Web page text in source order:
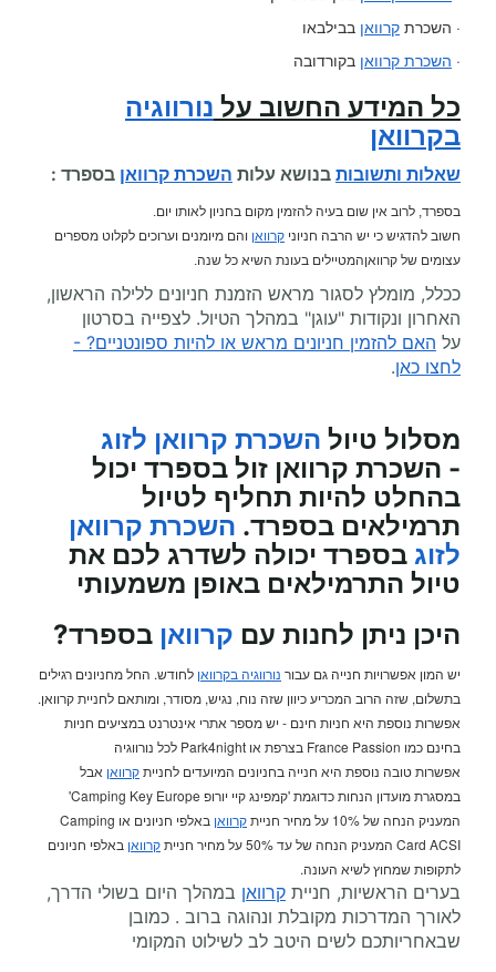
· השכרת קרוואן בבילבאו
· השכרת קרוואן בקורדובה
כל המידע החשוב על נורווגיה
בקרוואן
שאלות ותשובות בנושא עלות השכרת קרוואן בספרד :
בספרד, לרוב אין שום בעיה להזמין מקום בחניון לאותו יום.
חשוב להדגיש כי יש הרבה חניוני קרוואן והם מיומנים וערוכים לקלוט מספרים
עצומים של קרוואןהמטיילים בעונת השיא כל שנה.
ככלל, מומלץ לסגור מראש הזמנת חניונים ללילה הראשון,
האחרון ונקודות "עוגן" במהלך הטיול. לצפייה בסרטון
על האם להזמין חניונים מראש או להיות ספונטניים? -
לחצו כאן.
מסלול טיול השכרת קרוואן לזוג
- השכרת קרוואן זול בספרד יכול
בהחלט להיות תחליף לטיול
תרמילאים בספרד. השכרת קרוואן
לזוג בספרד יכולה לשדרג לכם את
טיול התרמילאים באופן משמעותי
היכן ניתן לחנות עם קרוואן בספרד?
יש המון אפשרויות חנייה גם עבור נורווגיה בקרוואן לחודש. החל מחניונים רגילים
בתשלום, שזה הרוב המכריע כיוון שזה נוח, נגיש, מסודר, ומותאם לחניית קרוואן.
אפשרות נוספת היא חניות חינם - יש מספר אתרי אינטרנט במציעים חניות
בחינם כמו France Passion בצרפת או Park4night לכל נורווגיה
אפשרות טובה נוספת היא חנייה בחניונים המיועדים לחנייתקרוואן אבל
במסגרת מועדון הנחות כדוגמת 'קמפינג קיי יורופ Camping Key Europe'
המעניק הנחה של 10% על מחיר חניית
קרוואן
באלפי חניונים או Camping
Card ACSI המעניק הנחה של עד 50% על מחיר חניית
קרוואן באלפי חניונים
לתקופות שמחוץ לשיא העונה.
בערים הראשיות, חניית קרוואן במהלך היום בשולי הדרך,
לאורך המדרכות מקובלת ונהוגה ברוב . כמובן
שבאחריותכם לשים היטב לב לשילוט המקומי